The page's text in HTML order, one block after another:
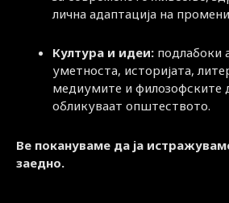
лична адаптација на
Култура и идеи: подлабоки
уметноста, историјата,
медиумите и
обликуваат општеството.
Ве покануваме да ја
заедно.